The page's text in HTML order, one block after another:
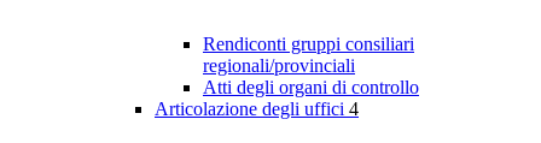
Rendiconti gruppi consiliari
regionali/provinciali
Atti degli organi di controllo
Articolazione degli uffici 4